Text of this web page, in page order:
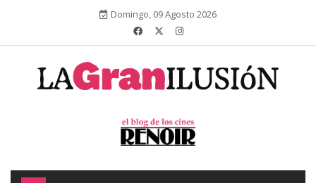
Domingo, 09 Agosto 2026